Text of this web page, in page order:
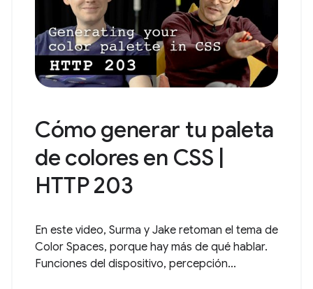
Cómo generar tu paleta
de colores en CSS |
HTTP 203
En este video, Surma y Jake retoman el tema de
Color Spaces, porque hay más de qué hablar.
Funciones del dispositivo, percepción...